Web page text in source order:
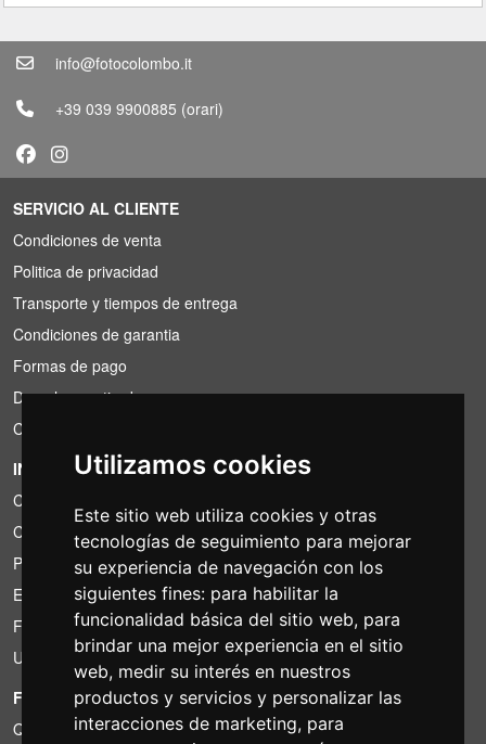
Utilizamos cookies
Este sitio web utiliza cookies y otras
tecnologías de seguimiento para mejorar
su experiencia de navegación con los
siguientes fines: para habilitar la
funcionalidad básica del sitio web, para
brindar una mejor experiencia en el sitio
web, medir su interés en nuestros
productos y servicios y personalizar las
interacciones de marketing, para
info@fotocolombo.it
+39 039 9900885 (orari)
SERVICIO AL CLIENTE
Condiciones de venta
Politica de privacidad
Transporte y tiempos de entrega
Condiciones de garantia
Formas de pago
Derecho a retirada
Condiciones de IVA
INFORMACIÓN
Condiciones de alquiler
Cotizaciones
Paquetes de ahorro
Encontrado por menos?
Financiacion
Uso
FOTOCOLOMBO.IT
Quienes somos